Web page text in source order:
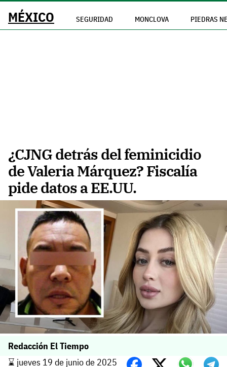
MÉXICO SEGURIDAD MONCLOVA PIEDRAS
¿CJNG detrás del feminicidio
de Valeria Márquez? Fiscalía
pide datos a EE.UU.
Redacción El Tiempo
⌛️ jueves 19 de junio de 2025